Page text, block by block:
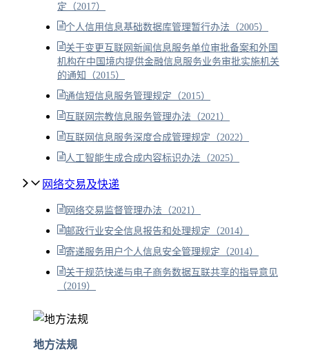
定（2017）
个人信用信息基础数据库管理暂行办法（2005）
关于变更互联网新闻信息服务单位审批备案和外国
机构在中国境内提供金融信息服务业务审批实施机关
的通知（2015）
通信短信息服务管理规定（2015）
互联网宗教信息服务管理办法（2021）
互联网信息服务深度合成管理规定（2022）
人工智能生成合成内容标识办法（2025）
网络交易及快递
网络交易监督管理办法（2021）
邮政行业安全信息报告和处理规定（2014）
寄递服务用户个人信息安全管理规定（2014）
关于规范快递与电子商务数据互联共享的指导意见
（2019）
地方法规